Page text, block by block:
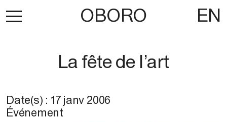
OBORO EN
La fête de l’art
Date(s) : 17 janv 2006
Événement